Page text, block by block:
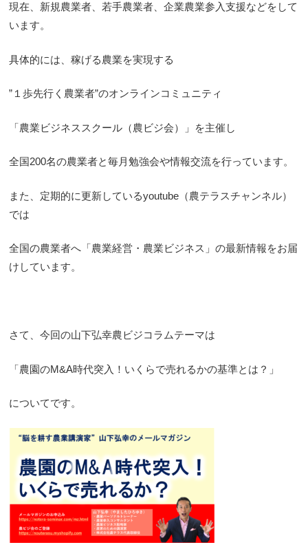
現在、新規農業者、若手農業者、企業農業参入支援などをして
います。
具体的には、稼げる農業を実現する
”１歩先行く農業者”のオンラインコミュニティ
「農業ビジネススクール（農ビジ会）」を主催し
全国200名の農業者と毎月勉強会や情報交流を行っています。
また、定期的に更新しているyoutube（農テラスチャンネル）
では
全国の農業者へ「農業経営・農業ビジネス」の最新情報をお届
けしています。
さて、今回の山下弘幸農ビジコラムテーマは
「農園のM&A時代突入！いくらで売れるかの基準とは？」
についてです。